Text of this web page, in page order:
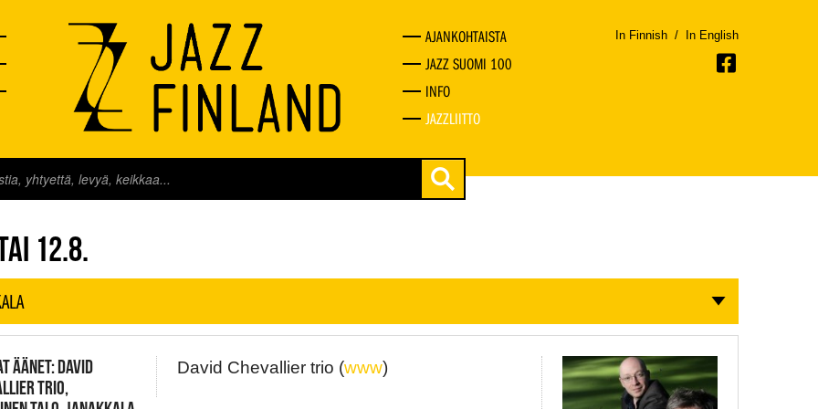
AJANKOHTAISTA
JAZZ SUOMI 100
INFO
JAZZLIITTO
In Finnish / In English
LIVE
12.8.
ÄÄNET: DAVID
TRIO,
David Chevallier trio (www)